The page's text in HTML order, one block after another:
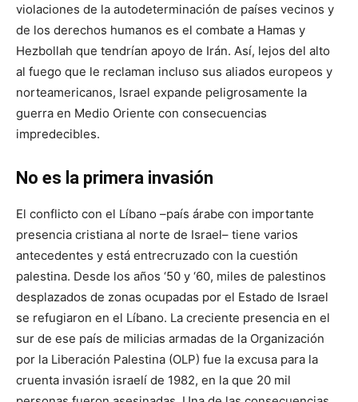
violaciones de la autodeterminación de países vecinos y
de los derechos humanos es el combate a Hamas y
Hezbollah que tendrían apoyo de Irán. Así, lejos del alto
al fuego que le reclaman incluso sus aliados europeos y
norteamericanos, Israel expande peligrosamente la
guerra en Medio Oriente con consecuencias
impredecibles.
No es la primera invasión
El conflicto con el Líbano –país árabe con importante
presencia cristiana al norte de Israel– tiene varios
antecedentes y está entrecruzado con la cuestión
palestina. Desde los años ‘50 y ‘60, miles de palestinos
desplazados de zonas ocupadas por el Estado de Israel
se refugiaron en el Líbano. La creciente presencia en el
sur de ese país de milicias armadas de la Organización
por la Liberación Palestina (OLP) fue la excusa para la
cruenta invasión israelí de 1982, en la que 20 mil